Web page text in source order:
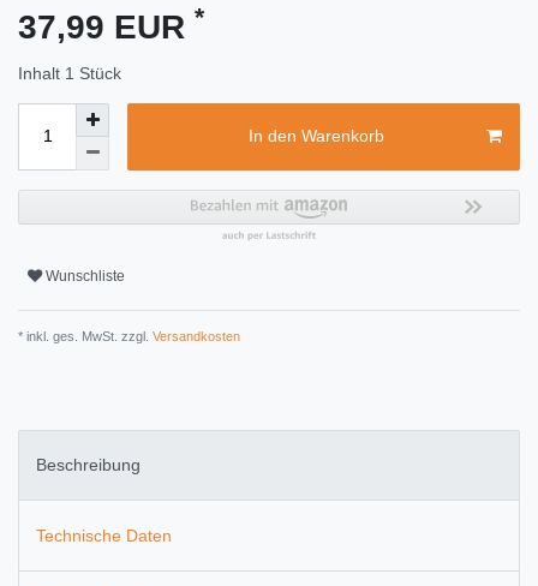
37,99 EUR *
Inhalt 1 Stück
In den Warenkorb
Wunschliste
* inkl. ges. MwSt. zzgl. Versandkosten
Beschreibung
Technische Daten